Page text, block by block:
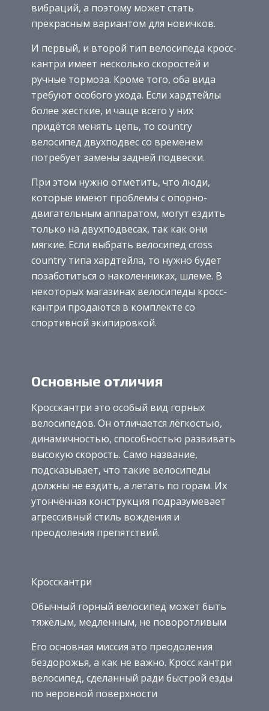
вибраций, а поэтому может стать
прекрасным вариантом для новичков.
И первый, и второй тип велосипеда кросс-
кантри имеет несколько скоростей и
ручные тормоза. Кроме того, оба вида
требуют особого ухода. Если хардтейлы
более жесткие, и чаще всего у них
придётся менять цепь, то country
велосипед двухподвес со временем
потребует замены задней подвески.
При этом нужно отметить, что люди,
которые имеют проблемы с опорно-
двигательным аппаратом, могут ездить
только на двухподвесах, так как они
мягкие. Если выбрать велосипед cross
country типа хардтейла, то нужно будет
позаботиться о наколенниках, шлеме. В
некоторых магазинах велосипеды кросс-
кантри продаются в комплекте со
спортивной экипировкой.
Основные отличия
Кросскантри это особый вид горных
велосипедов. Он отличается лёгкостью,
динамичностью, способностью развивать
высокую скорость. Само название,
подсказывает, что такие велосипеды
должны не ездить, а летать по горам. Их
утончённая конструкция подразумевает
агрессивный стиль вождения и
преодоления препятствий.
Кросскантри
Обычный горный велосипед может быть
тяжёлым, медленным, не поворотливым
Его основная миссия это преодоления
бездорожья, а как не важно. Кросс кантри
велосипед, сделанный ради быстрой езды
по неровной поверхности